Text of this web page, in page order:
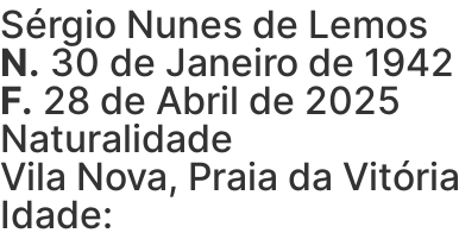
Sérgio Nunes de Lemos
N. 30 de Janeiro de 1942
F. 28 de Abril de 2025
Naturalidade
Vila Nova, Praia da Vitória
Idade: